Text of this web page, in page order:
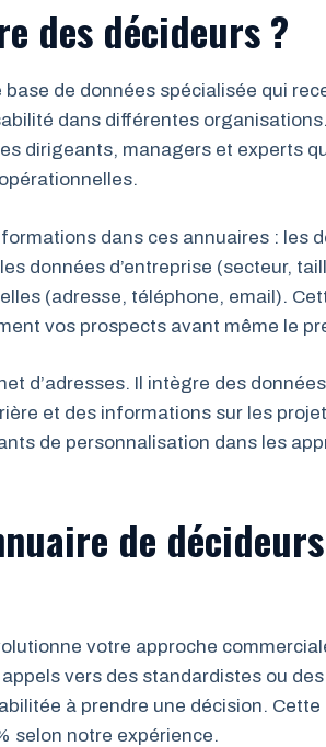
des décideurs ?
de données spécialisée qui
dans différentes
dirigeants, managers et experts
dans ces annuaires : les
données d’entreprise (secteur,
(adresse, téléphone, email).
vos prospects avant même le
d’adresses. Il intègre des données
et des informations sur les
de personnalisation dans les
de
votre approche
vers des standardistes ou
à prendre une décision. Cette
selon notre expérience.